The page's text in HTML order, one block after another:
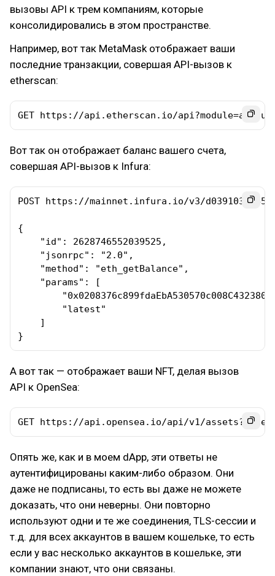
вызовы API к трем компаниям, которые
консолидировались в этом пространстве.
Например, вот так MetaMask отображает ваши
последние транзакции, совершая API-вызов к
etherscan:
GET https://api.etherscan.io/
Вот так он отображает баланс вашего счета,
совершая API-вызов к Infura:
POST https://mainnet.infura.io/v3/
{
    "id": 2628746552039525,
    "jsonrpc": "2.0",
    "method": "eth_getBalance",
    "params": [
        "latest"
    ]
}
А вот так — отображает ваши NFT, делая вызов
API к OpenSea:
GET https://api.opensea.io/api/v1/
Опять же, как и в моем dApp, эти ответы не
аутентифицированы каким-либо образом. Они
даже не подписаны, то есть вы даже не можете
доказать, что они неверны. Они повторно
используют одни и те же соединения, TLS-сессии и
т.д. для всех аккаунтов в вашем кошельке, то есть
если у вас несколько аккаунтов в кошельке, эти
компании знают, что они связаны.